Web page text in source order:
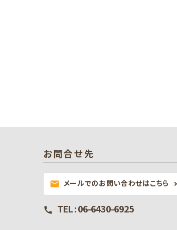
お問合せ先
mail メールでのお問い合わせはこちら
call TEL : 06-6430-6925